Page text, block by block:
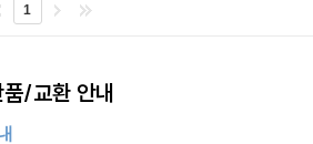
1
/교환 안내